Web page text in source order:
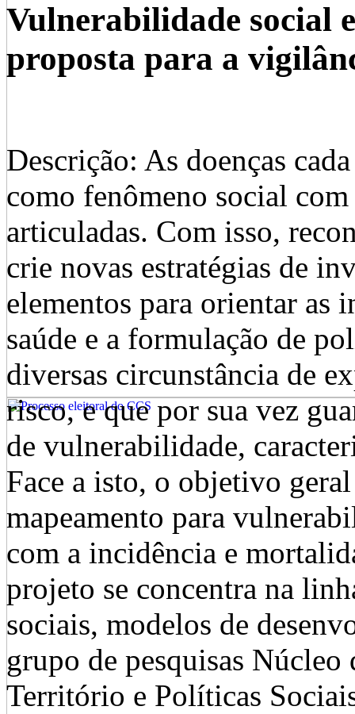
Vulnerabilidade social
proposta para a
Descrição: As doenças
como fenômeno social
articuladas. Com isso,
crie novas estratégias de
elementos para orientar as
saúde e a formulação de
diversas circunstância de
risco, e que por sua vez
de vulnerabilidade,
Face a isto, o objetivo
mapeamento para
com a incidência e
projeto se concentra na
sociais, modelos de
grupo de pesquisas Núcleo
Território e Políticas